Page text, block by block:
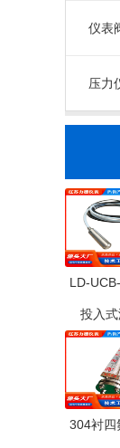
仪表
压力
LD-
投入
304衬四